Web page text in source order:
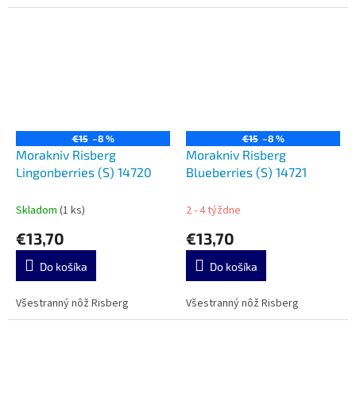
€15 –8 %
Morakniv Risberg
Lingonberries (S) 14720
Skladom (1 ks)
€13,70
Do košíka
Všestranný nôž Risberg
€15 –8 %
Morakniv Risberg
Blueberries (S) 14721
2 - 4 týždne
€13,70
Do košíka
Všestranný nôž Risberg